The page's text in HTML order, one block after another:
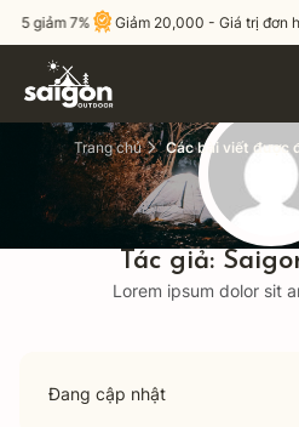
7% Giảm 20,000 - Giá trị đơn hàng
Trang chủ Các bài viết được
Tác giả:
Lorem ipsum dolor sit
Đang cập nhật